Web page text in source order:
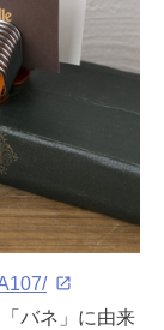
バネ」に由来